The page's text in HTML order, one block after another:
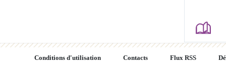
Conditions d'utilisation Contacts Flux RSS